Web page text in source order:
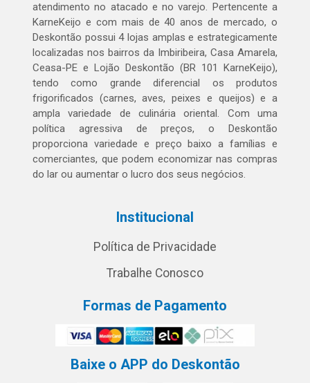
atendimento no atacado e no varejo. Pertencente a
KarneKeijo e com mais de 40 anos de mercado, o
Deskontão possui 4 lojas amplas e estrategicamente
localizadas nos bairros da Imbiribeira, Casa Amarela,
Ceasa-PE e Lojão Deskontão (BR 101 KarneKeijo),
tendo como grande diferencial os produtos
frigorificados (carnes, aves, peixes e queijos) e a
ampla variedade de culinária oriental. Com uma
política agressiva de preços, o Deskontão
proporciona variedade e preço baixo a famílias e
comerciantes, que podem economizar nas compras
do lar ou aumentar o lucro dos seus negócios.
Institucional
Política de Privacidade
Trabalhe Conosco
Formas de Pagamento
Baixe o APP do Deskontão